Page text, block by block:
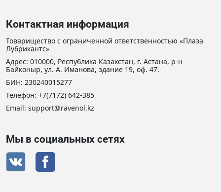
Контактная информация
Товарищество с ограниченной ответственностью «Плаза
Лубрикантс»
Адрес: 010000, Республика Казахстан, г. Астана, р-н
Байконыр, ул. А. Иманова, здание 19, оф. 47.
БИН: 230240015277
Телефон: +7(7172) 642-385
Email: support@ravenol.kz
Мы в социальных сетях